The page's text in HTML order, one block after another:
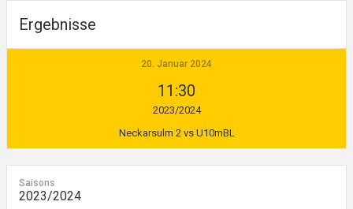
Ergebnisse
20. Januar 2024
11:30
2023/2024
Neckarsulm 2 vs U10mBL
Saisons
2023/2024